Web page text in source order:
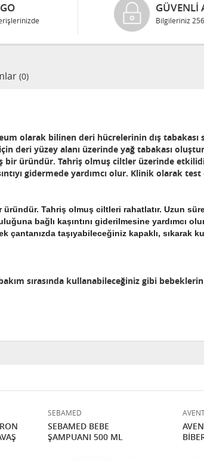
GÜVENLI
Bilgileriniz
(0)
olarak bilinen deri hücrelerinin dış tabakası
deri yüzey alanı üzerinde yağ tabakası
üründür. Tahriş olmuş ciltler üzerinde
gidermede yardımcı olur. Klinik olarak
Tahriş olmuş ciltleri rahatlatır. Uzun
bağlı kaşıntını giderilmesine yardımcı
taşıyabileceğiniz kapaklı, sıkarak
sırasında kullanabileceğiniz gibi
SEBAMED
SEBAMED BEBE
ŞAMPUANI 500 ML